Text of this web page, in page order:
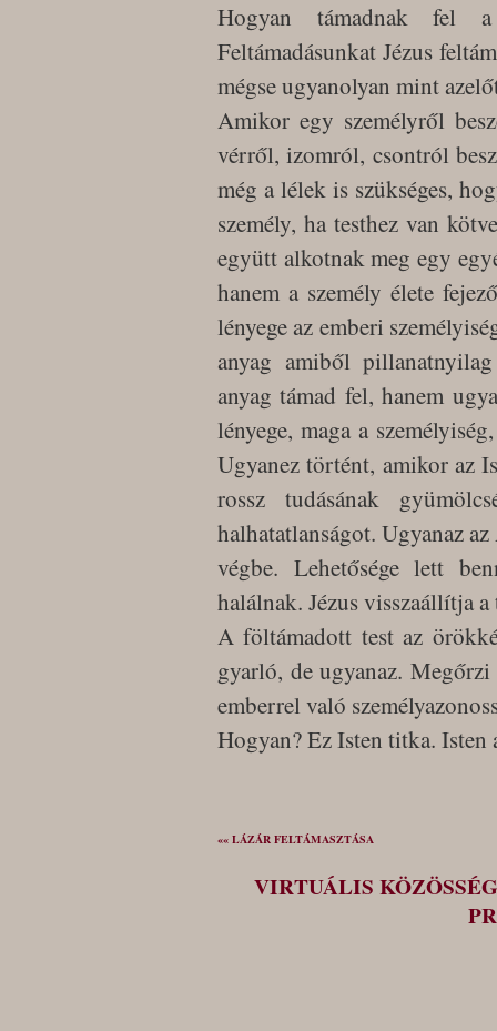
Hogyan támadnak fel
Feltámadásunkat Jézus
mégse ugyanolyan mint
Amikor egy személyről
vérről, izomról, csontról
még a lélek is szükséges,
személy, ha testhez van
együtt alkotnak meg egy
hanem a személy élete
lényege az emberi
anyag amiből
anyag támad fel, hanem
lényege, maga a
Ugyanez történt, amikor az
rossz tudásának
halhatatlanságot. Ugyanaz
végbe. Lehetősége lett
halálnak. Jézus visszaállítja
A föltámadott test az
gyarló, de ugyanaz.
emberrel való
Hogyan? Ez Isten titka. Isten
«« LÁZÁR FELTÁMASZTÁSA
VIRTUÁLIS KÖZÖSSÉG